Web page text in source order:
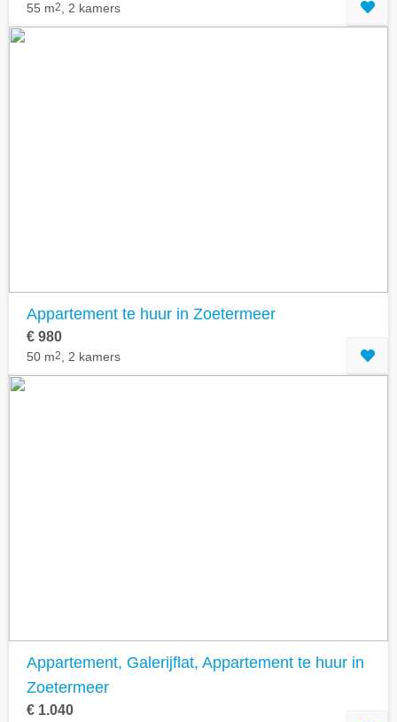
55 m2 , 2 kamers
Appartement te huur in Zoetermeer
€ 980
50 m2 , 2 kamers
Appartement, Galerijflat, Appartement te huur in
Zoetermeer
€ 1.040